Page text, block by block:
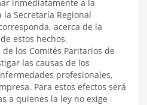
inmediatamente a la
Secretaría Regional
acerca de la
estos hechos.
los Comités Paritarios de
las causas de los
profesionales,
Para estos efectos será
a quienes la ley no exige